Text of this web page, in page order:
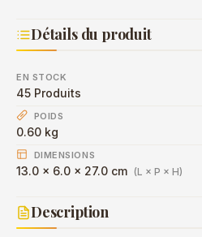
Détails du produit
EN STOCK
45 Produits
POIDS
0.60 kg
DIMENSIONS
13.0 × 6.0 × 27.0 cm (L × P × H)
Description